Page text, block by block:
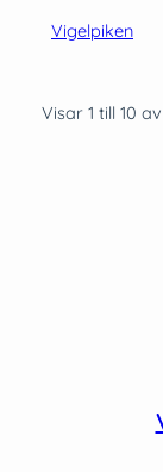
Vigelpiken
Visar 1 till 10